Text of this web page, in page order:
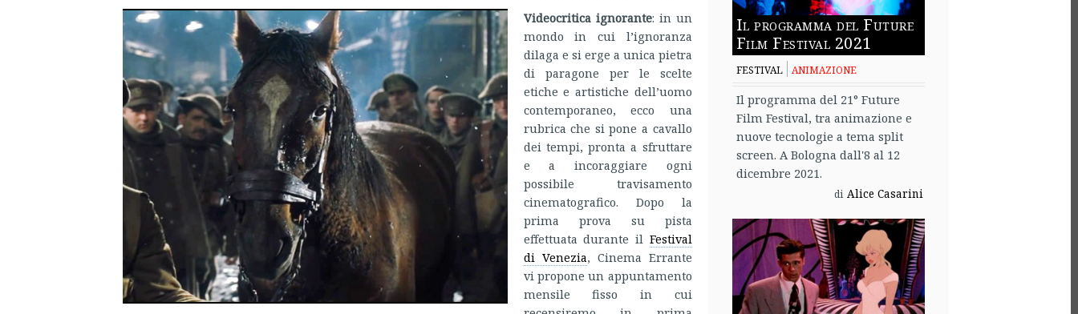
Videocritica ignorante: in un
mondo in cui l’ignoranza
dilaga e si erge a unica pietra
di paragone per le scelte
etiche e artistiche dell’uomo
contemporaneo, ecco una
rubrica che si pone a cavallo
dei tempi, pronta a sfruttare
e a incoraggiare ogni
possibile travisamento
cinematografico. Dopo la
prima prova su pista
effettuata durante il Festival
di Venezia, Cinema Errante
vi propone un appuntamento
mensile fisso in cui
Il programma del Future
Film Festival 2021
FESTIVAL ANIMAZIONE
Il programma del 21° Future
Film Festival, tra animazione e
nuove tecnologie a tema split
screen. A Bologna dall'8 al 12
dicembre 2021.
di Alice Casarini